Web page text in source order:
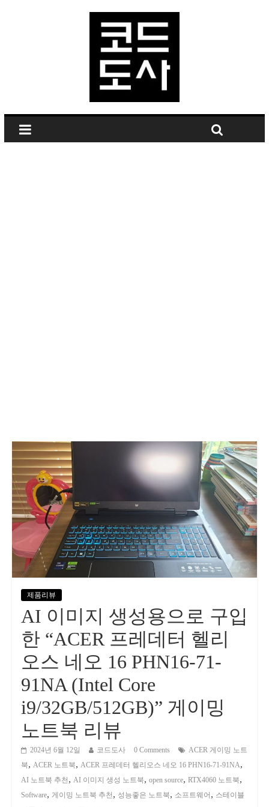
제품리뷰
AI 이미지 생성용으로 구입
한 “ACER 프레데터 헬리
오스 네오 16 PHN16-71-
91NA (Intel Core
i9/32GB/512GB)” 게이밍
노트북 리뷰
2024년 6월 12일 코드도사 0 Comments
ACER 게이밍 노트
북, ACER 노트북, ACER 프레데터 헬리오스 네오 16 PHN16-71-91NA,
AI 노트북 추천 , AI 이미지 생성 노트북, open source, RTX4060 노트북,
Software, 게이밍 노트북 추천 , 성능좋은 노트북, 소프트웨어 , 스테이블